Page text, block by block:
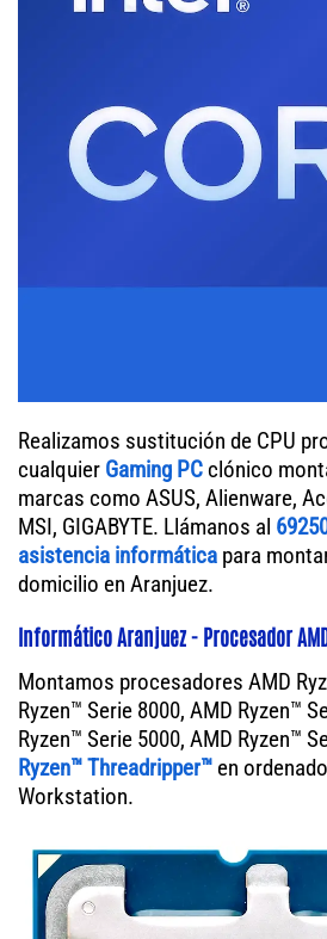
Realizamos sustitución de CPU
cualquier Gaming PC clónico
marcas como ASUS, Alienware,
MSI, GIGABYTE. Llámanos al
asistencia informática para
domicilio en Aranjuez.
Informático Aranjuez - Procesador
Montamos procesadores AMD
Ryzen™ Serie 8000, AMD Ryzen™
Ryzen™ Serie 5000, AMD Ryzen™
Ryzen™ Threadripper™ en
Workstation.